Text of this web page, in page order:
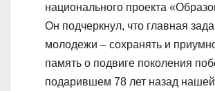
национального проекта
Он подчеркнул, что главная
молодежи – сохранять и
память о подвиге поколения
подарившем 78 лет назад